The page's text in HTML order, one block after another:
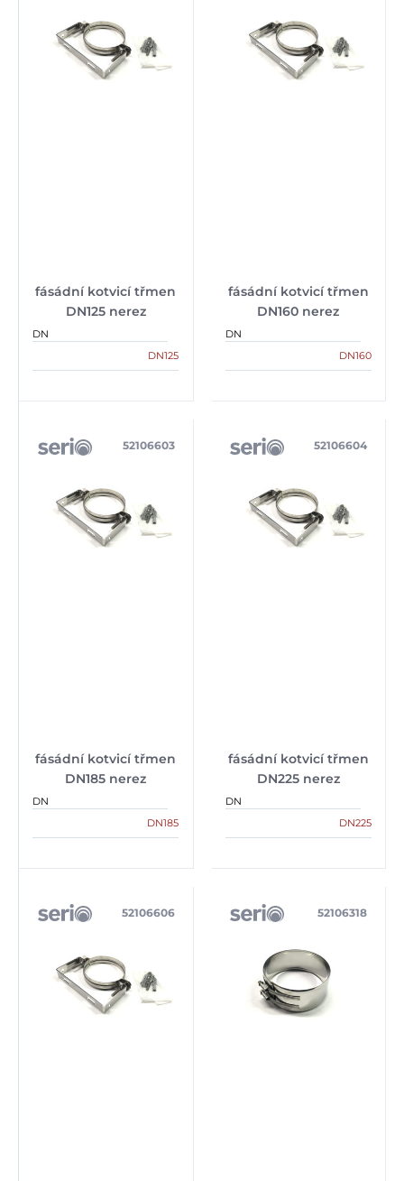
fásádní kotvicí třmen
DN125 nerez
DN
DN125
fásádní kotvicí třmen
DN160 nerez
DN
DN160
fásádní kotvicí třmen
DN185 nerez
52106603
DN
DN185
fásádní kotvicí třmen
DN225 nerez
52106604
DN
DN225
52106606 52106318